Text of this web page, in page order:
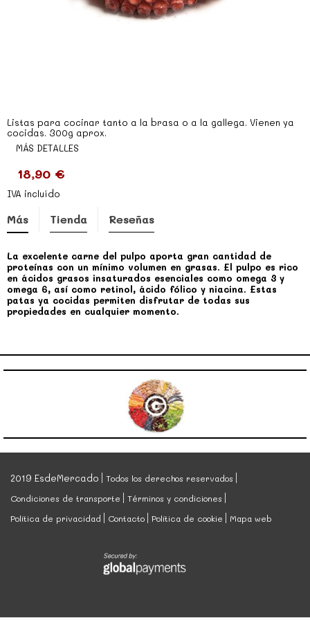
Listas para cocinar tanto a la brasa o a la gallega. Vienen ya
cocidas. 300g aprox.
MÁS DETALLES
18,90 €
IVA incluído
Más Tienda Reseñas
La excelente carne del pulpo aporta gran cantidad de
proteínas con un mínimo volumen en grasas. El pulpo es rico
en ácidos grasos insaturados esenciales como omega 3 y
omega 6, así como retinol, ácido fólico y niacina. Estas
patas ya cocidas permiten disfrutar de todas sus
propiedades en cualquier momento.
2019 EsdeMercado
Todos los derechos reservados
Condiciones de transporte
Términos y condiciones
Política de privacidad
Contacto Política de cookie Mapa web